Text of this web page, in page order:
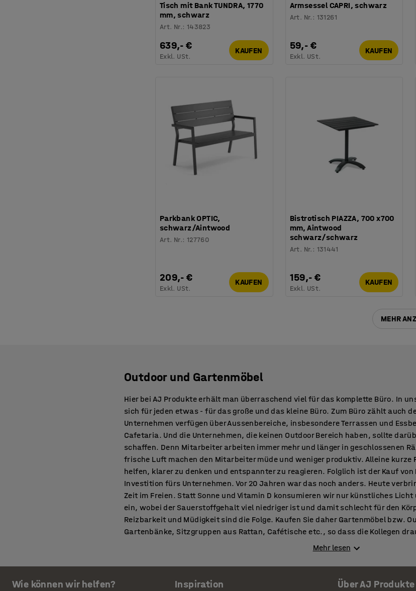
Tisch mit Bank TUNDRA, 1770
mm, schwarz
Art. Nr.: 143823
639,- €
Exkl. USt.
KAUFEN
Armsessel CAPRI, schwarz
Art. Nr. : 131261
59,- €
Exkl. USt.
KAUFEN
Parkbank OPTIC,
schwarz/Aintwood
Art. Nr.: 127760
209,- €
Exkl. USt.
KAUFEN
Bistrotisch PIAZZA, 700 x700
mm, Aintwood
schwarz/schwarz
Art. Nr. : 131441
159,- €
Exkl. USt.
KAUFEN
MEHR
Outdoor und Gartenmöbel
Hier bei AJ Produkte erhält man überraschend viel für das komplette Büro. In
sich für jeden etwas - für das große und das kleine Büro. Zum Büro zählt auch
Unternehmen verfügen über Aussenbereiche, insbesondere Terrassen und
Cafetaria. Und die Unternehmen, die keinen Outdoor Bereich haben, sollte
schaffen. Denn Mitarbeiter arbeiten immer mehr und länger in geschlossenen
frische Luft machen den Mitarbeiter müde und weniger produktiv. Alleine kurze
helfen, klarer zu denken und entspannter zu reagieren. Folglich ist der Kauf
Investition fürs Unternehmen. Vor 20 Jahren war das noch anders. Heute
Zeit im Freien. Statt Sonne und Vitamin D konsumieren wir nur künstliches
ein, wobei der Sauerstoffgehalt viel niedriger ist und damit schlecht für den
Reizbarkeit und Müdigkeit sind die Folge. Kaufen Sie daher Gartenmöbel bzw.
Gartenbänke, Sitzgruppen aus Rattan, Cafétische etc., so dass die Kollegen
oder deren Mittagspause dort verbringen können. Mit dem Sonnenlicht füllen
Sonne, Raucherunterstände verringern den Zigarettenqualm. Mit den richtigen
Meetings organisieren, Brainstorming sowie Kreativität fördern. Die
Mehr lesen
Wie können wir helfen? Inspiration Über AJ Produkte